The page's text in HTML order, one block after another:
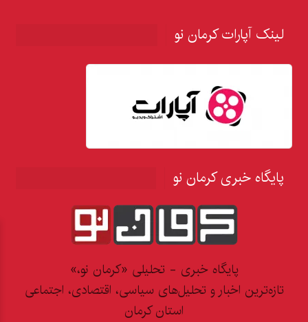
لینک آپارات کرمان نو
پایگاه خبری کرمان نو
پایگاه خبری - تحلیلی «کرمان نو،»
تازه‌ترین اخبار و تحلیل‌های سیاسی، اقتصادی، اجتماعی
استان کرمان